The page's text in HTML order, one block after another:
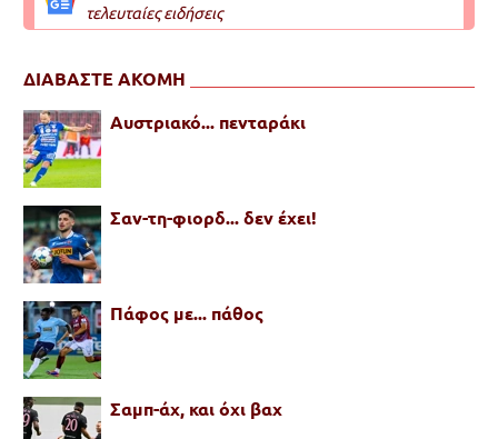
τελευταίες ειδήσεις
ΔΙΑΒΑΣΤΕ ΑΚΟΜΗ
Αυστριακό... πενταράκι
Σαν-τη-φιορδ... δεν έχει!
Πάφος με... πάθος
Σαμπ-άχ, και όχι βαχ